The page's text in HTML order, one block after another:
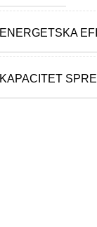
ENERGETSKA
KAPACITET